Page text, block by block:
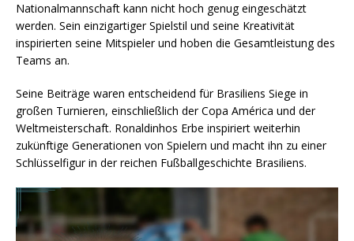
Nationalmannschaft kann nicht hoch genug eingeschätzt
werden. Sein einzigartiger Spielstil und seine Kreativität
inspirierten seine Mitspieler und hoben die Gesamtleistung des
Teams an.
Seine Beiträge waren entscheidend für Brasiliens Siege in
großen Turnieren, einschließlich der Copa América und der
Weltmeisterschaft. Ronaldinhos Erbe inspiriert weiterhin
zukünftige Generationen von Spielern und macht ihn zu einer
Schlüsselfigur in der reichen Fußballgeschichte Brasiliens.